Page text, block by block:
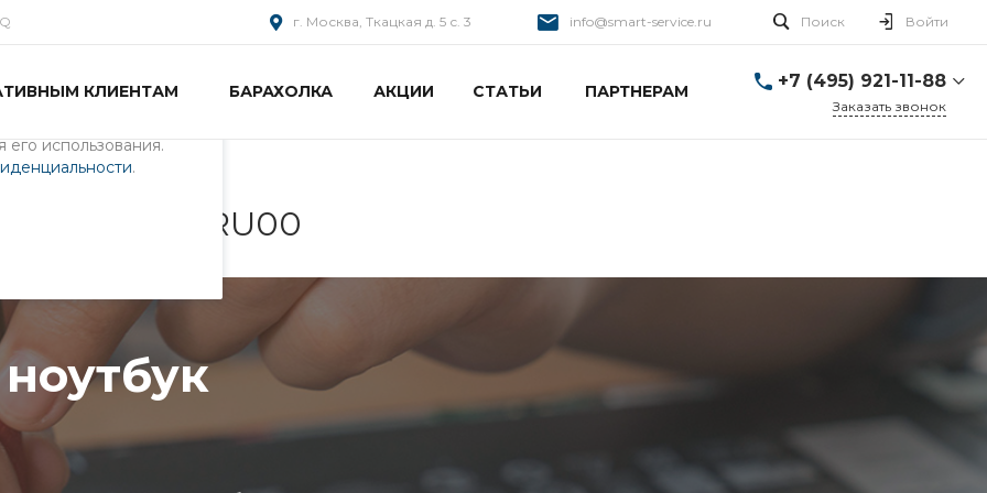
и
использования.
.
г. Москва, Ткацкая д. 5 с. 3 info@smart-service.ru Поиск Войти
КЛИЕНТАМ БАРАХОЛКА АКЦИИ СТАТЬИ ПАРТНЕРАМ
+7 (495) 921-11-88
Заказать звонок
612BRU00